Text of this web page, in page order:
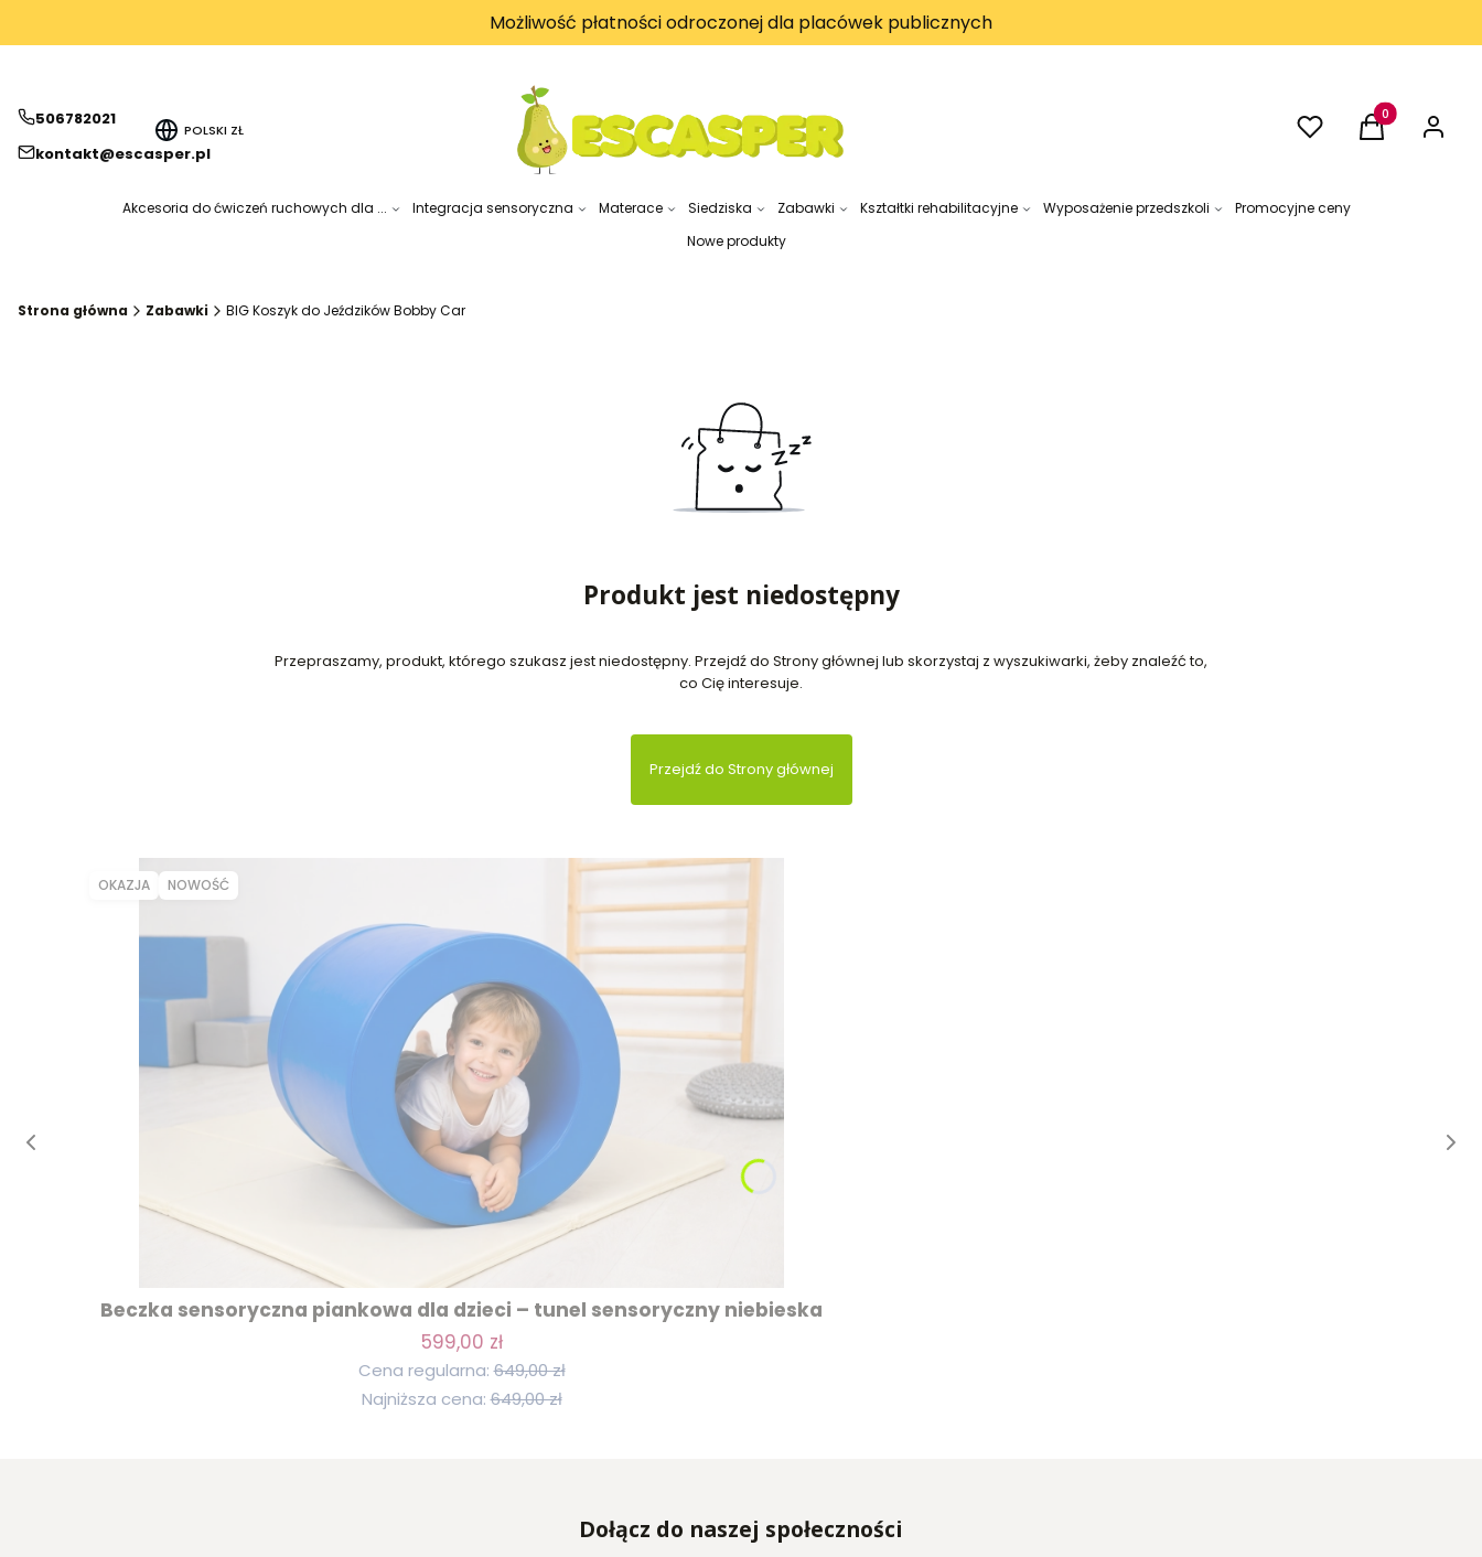
Możliwość płatności odroczonej dla placówek publicznych
506782021
kontakt@escasper.pl
POLSKI ZŁ UlubioneProdukty w
Koszyk Zaloguj
Akcesoria do ćwiczeń ruchowych dla ... Integracja sensoryczna Materace Siedziska Zabawki Kształtki rehabilitacyjne Wyposażenie przedszkoli
Promocyjne ceny
Nowe produkty
Strona główna Zabawki BIG Koszyk do Jeździków Bobby Car
Produkt jest niedostępny
Przepraszamy, produkt, którego szukasz jest niedostępny. Przejdź do Strony głównej lub skorzystaj z wyszukiwarki, żeby znaleźć to,
co Cię interesuje.
Przejdź do Strony głównej
OKAZJA NOWOŚĆ
Beczka sensoryczna piankowa dla dzieci – tunel sensoryczny niebieska
599,00 zł
Cena regularna: 649,00 zł
Najniższa cena: 649,00 zł
Dołącz do naszej społeczności